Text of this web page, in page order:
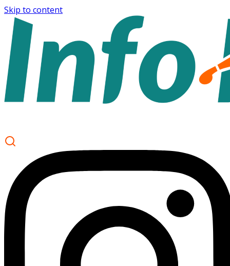
Skip to content